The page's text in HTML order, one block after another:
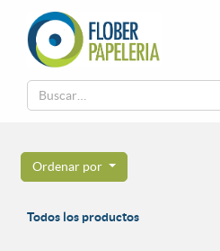
Ordenar por
Todos los productos